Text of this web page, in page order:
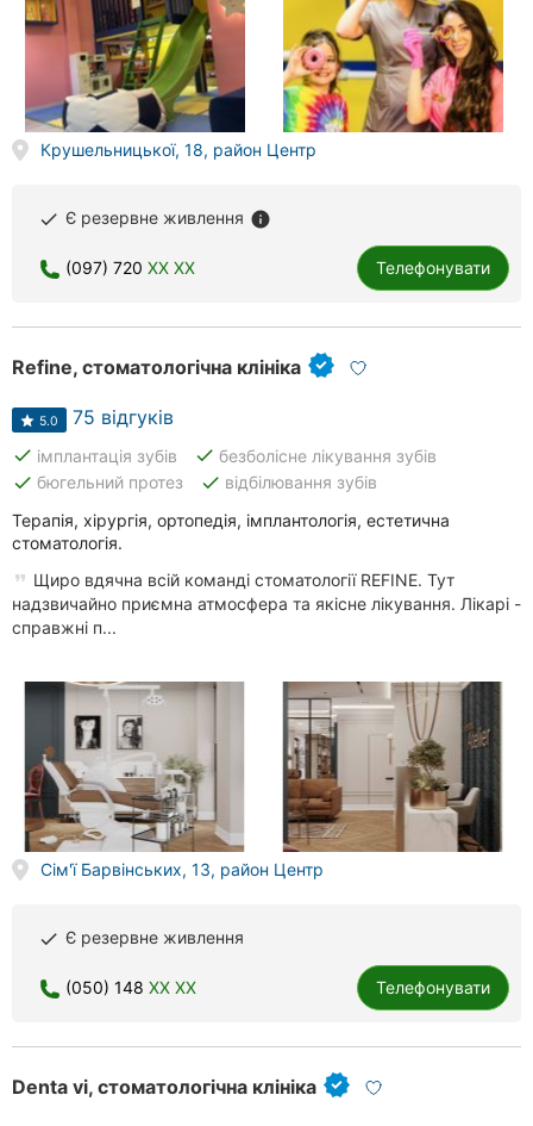
Крушельницької, 18, район Центр
done Є резервне живлення info
(097) 720 XX XX Телефонувати
Refine, стоматологічна клініка
5.0 75 відгуків
done імплантація зубів done безболісне лікування зубів
done бюгельний протез done відбілювання зубів
Терапія, хірургія, ортопедія, імплантологія, естетична
стоматологія.
Щиро вдячна всій команді стоматології REFINE. Тут
надзвичайно приємна атмосфера та якісне лікування. Лікарі -
справжні п...
Сім'ї Барвінських, 13, район Центр
done Є резервне живлення
(050) 148 XX XX Телефонувати
Denta vi, стоматологічна клініка